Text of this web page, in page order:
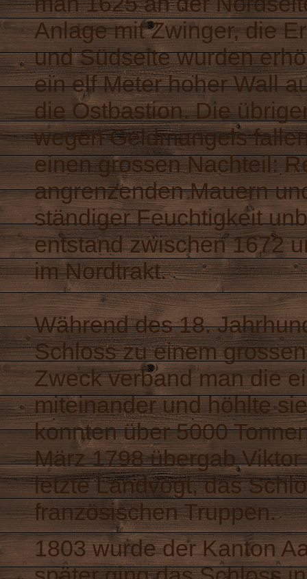
Anlage mit Zwinger, die
und Südseite wurden
ein elf Meter hoher Wall
die Ostbastion. Die
wegen Geldmangels
einen grossen Nachteil:
angrenzenden Mauern
ständiger Feuchtigkeit
entstand zwischen 1672
im Nordtrakt.
Während des 18.
Schloss zu einem
Zweck verband man die
miteinander und höhlte
konnten über 5000
März 1798 übergab
letzte Landvogt, das
französischen Truppen.
1803 wurde der Kanton